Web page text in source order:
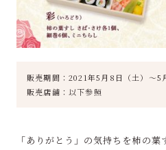
販売期間：2021年5月8日（土）～
販売店舗：以下参照
「ありがとう」の気持ちを柿の